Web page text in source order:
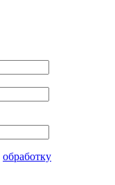
обработку